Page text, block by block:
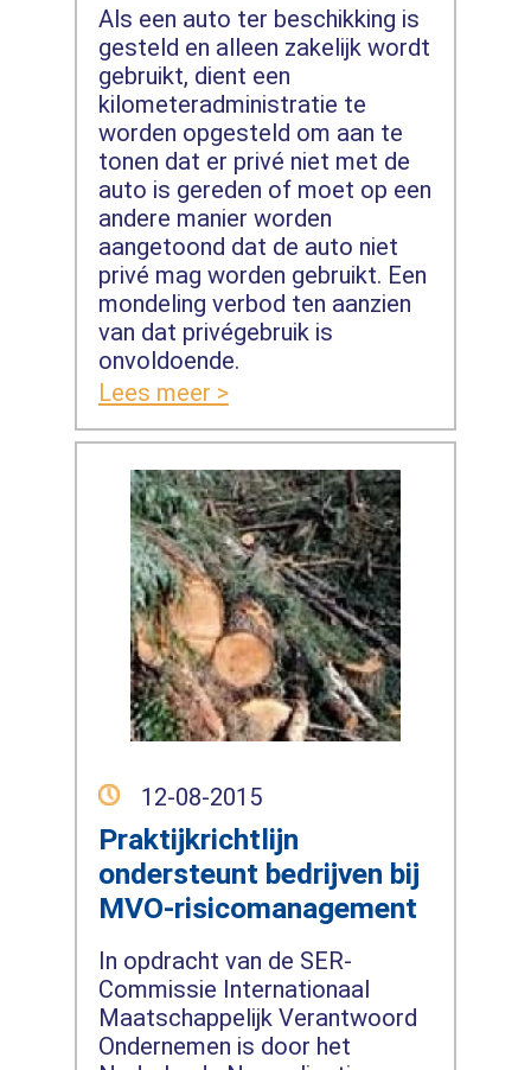
Als een auto ter beschikking is
gesteld en alleen zakelijk wordt
gebruikt, dient een
kilometeradministratie te
worden opgesteld om aan te
tonen dat er privé niet met de
auto is gereden of moet op een
andere manier worden
aangetoond dat de auto niet
privé mag worden gebruikt. Een
mondeling verbod ten aanzien
van dat privégebruik is
onvoldoende.
Lees meer >
12-08-2015
Praktijkrichtlijn
ondersteunt bedrijven bij
MVO-risicomanagement
In opdracht van de SER-
Commissie Internationaal
Maatschappelijk Verantwoord
Ondernemen is door het